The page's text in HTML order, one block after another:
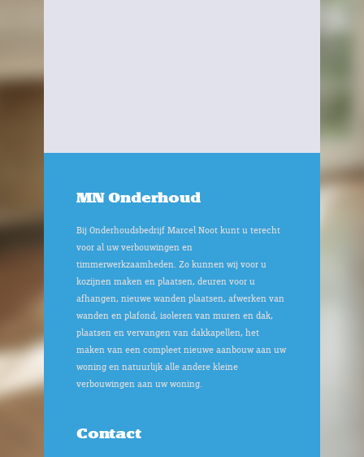
MN Onderhoud
Bij Onderhoudsbedrijf Marcel Noot kunt u terecht
voor al uw verbouwingen en
timmerwerkzaamheden. Zo kunnen wij voor u
kozijnen maken en plaatsen, deuren voor u
afhangen, nieuwe wanden plaatsen, afwerken van
wanden en plafond, isoleren van muren en dak,
plaatsen en vervangen van dakkapellen, het
maken van een compleet nieuwe aanbouw aan uw
woning en natuurlijk alle andere kleine
verbouwingen aan uw woning.
Contact